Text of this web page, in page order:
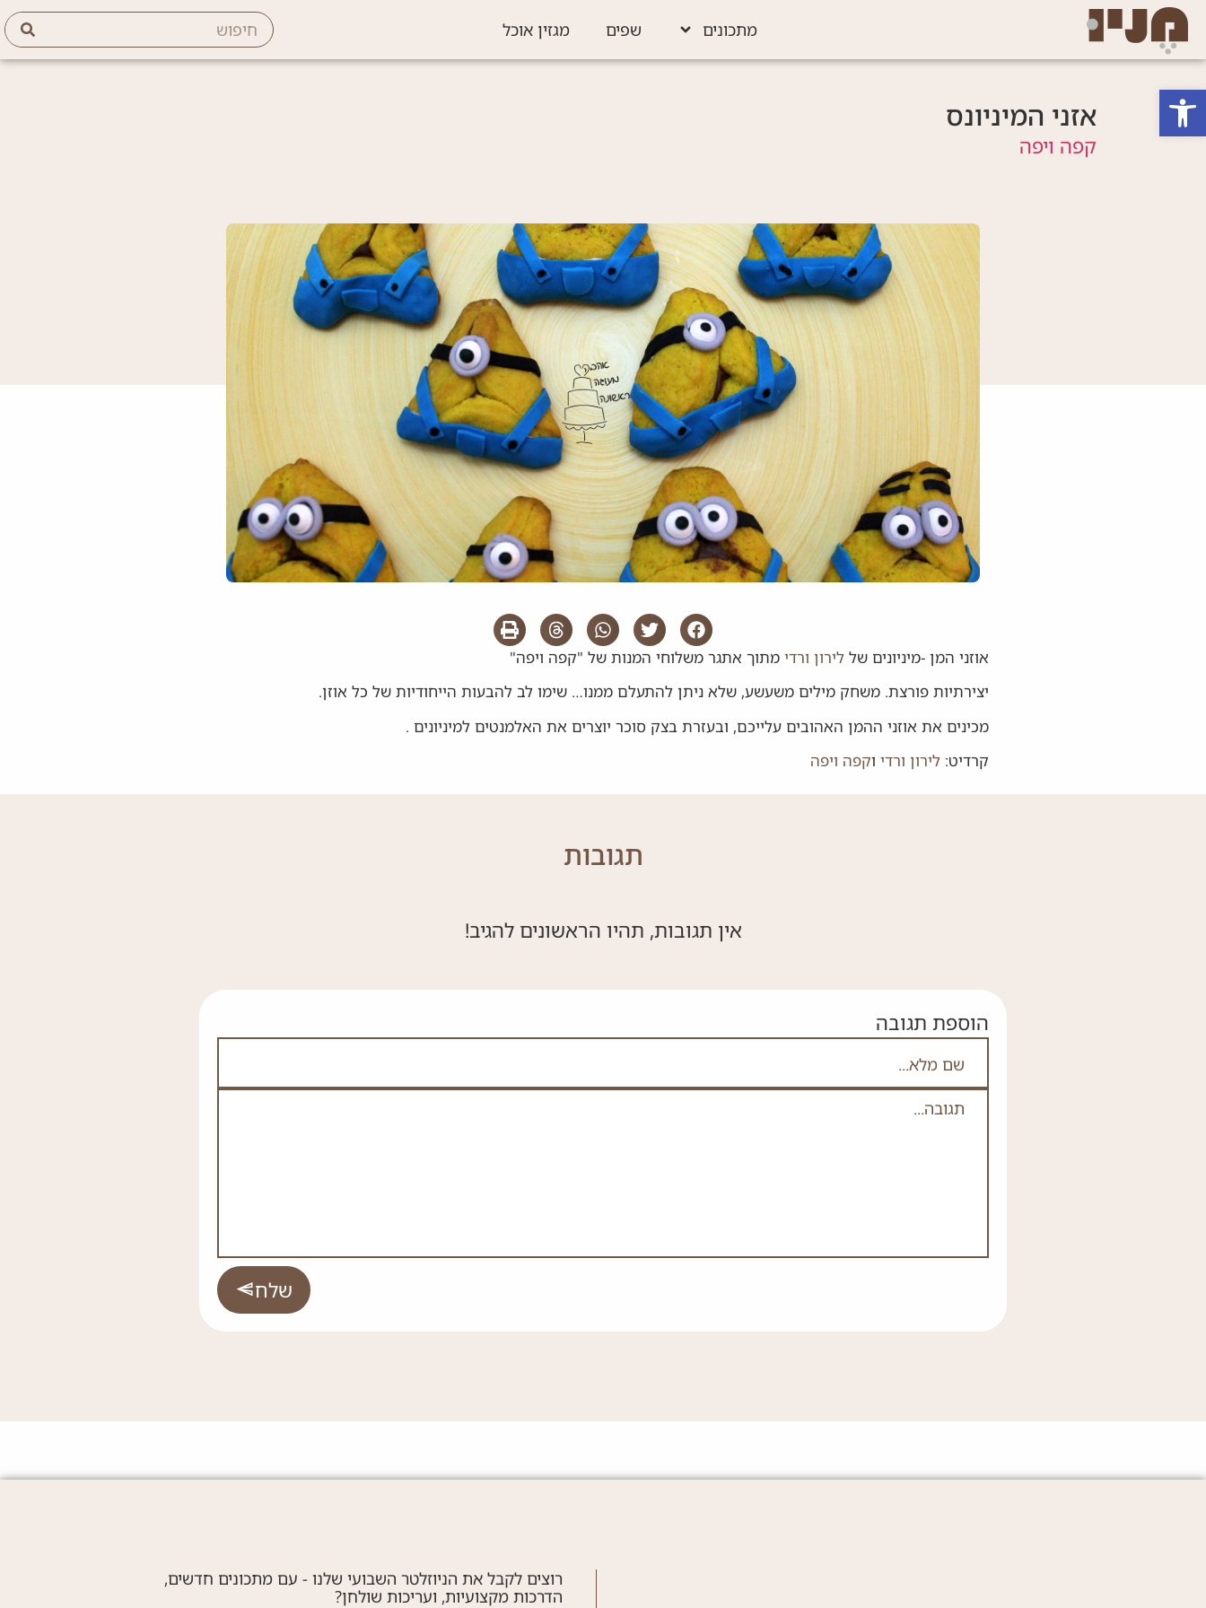
פתח סרגל נגישות
מתכונים שפים מגזין אוכל
אזני המיניונס
קפה ויפה
אוזני המן -מיניונים של לירון ורדימתוך אתגר משלוחי המנות של "קפה ויפה"
יצירתיות פורצת. משחק מילים משעשע, שלא ניתן להתעלם ממנו… שימו לב להבעות הייחודיות של כל אוזן.
מכינים את אוזני ההמן האהובים עלייכם, ובעזרת בצק סוכר יוצרים את האלמנטים למיניונים .
קרדיט: לירון ורדיוקפה ויפה
תגובות
אין תגובות, תהיו הראשונים להגיב!
אם אתה לא רובוט אל תמלא את השדה הזה
הוספת תגובה
שם מלא
תגובה*
שלח
רוצים לקבל את הניוזלטר השבועי שלנו - עם מתכונים חדשים,
הדרכות מקצועיות, ועריכות שולחן?